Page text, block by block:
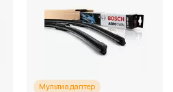
Мультиадаптер